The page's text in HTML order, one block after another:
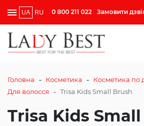
UA RU 0 800 211 022 Замовити
Головна - Косметика - Косметика по
Для волосся - Trisa Kids Small Brush
Trisa Kids